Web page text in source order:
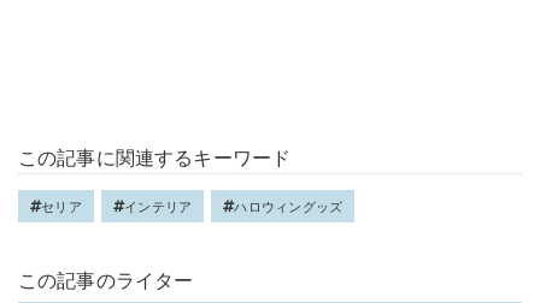
この記事に関連するキーワード
セリア インテリア ハロウィングッズ
この記事のライター